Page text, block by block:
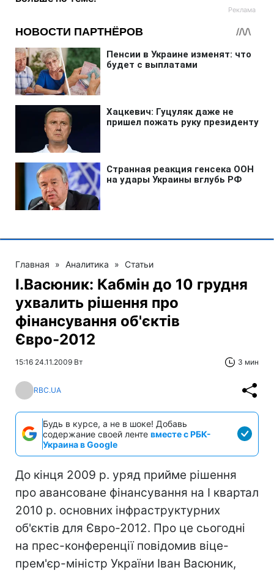
Главная » Аналитика » Статьи
І.Васюник: Кабмін до 10 грудня
ухвалить рішення про
фінансування об'єктів
Євро-2012
15:16 24.11.2009 Вт 3 мин
RBC.UA
Будь в курсе, а не в шоке! Добавь
содержание своей ленте вместе с РБК-
Украина в Google
До кінця 2009 р. уряд прийме рішення
про авансоване фінансування на I квартал
2010 р. основних інфраструктурних
об'єктів для Євро-2012. Про це сьогодні
на прес-конференції повідомив віце-
прем'єр-міністр України Іван Васюник,